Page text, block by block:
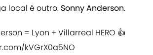
local é outro: Sonny Anderson.
= Lyon + Villarreal HERO 👍
kVGrX0a5NO